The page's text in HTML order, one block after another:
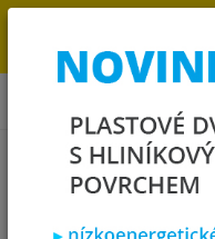
OBJEDNÁVKOU. MÁME 7